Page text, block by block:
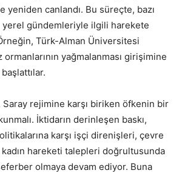
yeniden canlandı. Bu süreçte, bazı
gündemleriyle ilgili harekete
Türk-Alman Üniversitesi
yağmalanması girişimine
rejimine karşı biriken öfkenin bir
İktidarın derinleşen baskı,
karşı işçi direnişleri, çevre
kadın hareketi talepleri doğrultusunda
olmaya devam ediyor. Buna